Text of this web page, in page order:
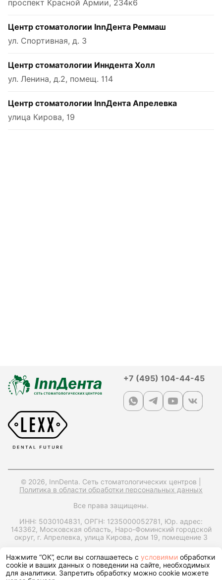
проспект Красной Армии, 234к6
Центр стоматологии InnДента Реммаш
ул. Спортивная, д. 3
Центр стоматологии Инндента Холл
ул. Ленина, д.2, помещ. 114
Центр стоматологии InnДента Апрелевка
улица Кирова, 19
+7 (495) 104-44-45
© 2026, InnDenta. Сеть стоматологических центров |
Политика в области обработки персональных данных
Все права защищены.
ИНН: 5030104831, ОРГН: 1235000052781, Юр. адрес:
143362, Московская область, Наро-Фоминский городской
округ, г. Апрелевка, улица Кирова, дом 19, помещение 3
Запрос справки на налоговый вычет
Нажмите “ОК”, если вы соглашаетесь с условиями обработки
cookie и ваших данных о поведении на сайте, необходимых
для аналитики. Запретить обработку можно cookie можете